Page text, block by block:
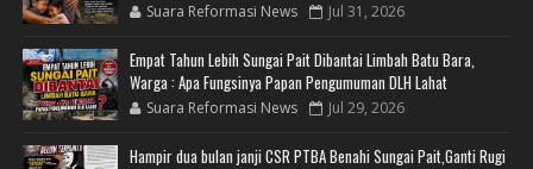
Suara Reformasi News Jul 31, 2026
Empat Tahun Lebih Sungai Pait Dibantai Limbah Batu Bara,
Warga : Apa Fungsinya Papan Pengumuman DLH Lahat
Suara Reformasi News Jul 29, 2026
Hampir dua bulan janji CSR PTBA Benahi Sungai Pait,Ganti Rugi